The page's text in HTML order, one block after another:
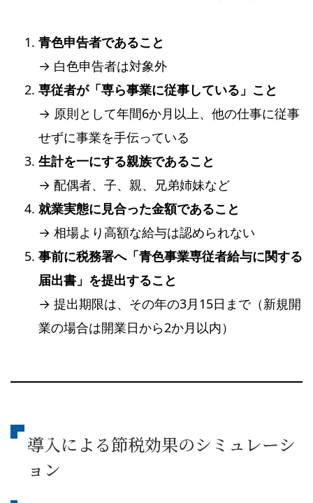
青色申告者であること
→ 白色申告者は対象外
専従者が「専ら事業に従事している」こと
→ 原則として年間6か月以上、他の仕事に従事
せずに事業を手伝っている
生計を一にする親族であること
→ 配偶者、子、親、兄弟姉妹など
就業実態に見合った金額であること
→ 相場より高額な給与は認められない
事前に税務署へ「青色事業専従者給与に関する
届出書」を提出すること
→ 提出期限は、その年の3月15日まで（新規開
業の場合は開業日から2か月以内）
導入による節税効果のシミュレーシ
ョン